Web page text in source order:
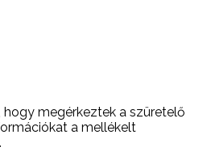
hogy megérkeztek a szüretelő
a mellékelt